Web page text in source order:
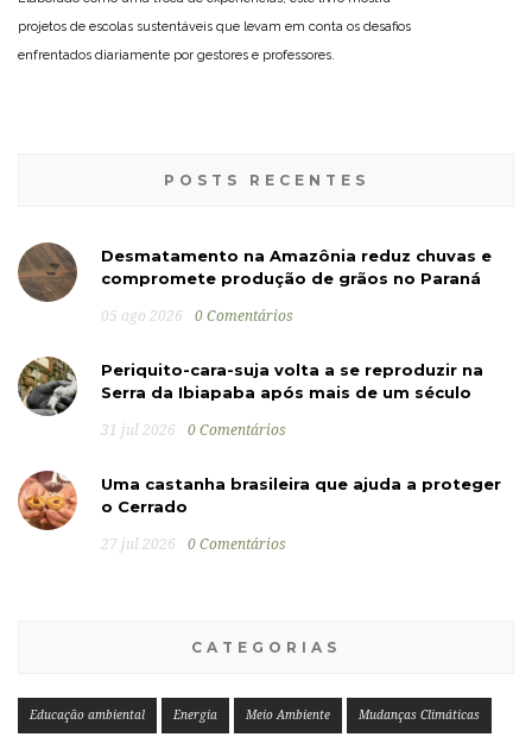
projetos de escolas sustentáveis que levam em conta os desafios
enfrentados diariamente por gestores e professores.
POSTS RECENTES
Desmatamento na Amazônia reduz chuvas e
compromete produção de grãos no Paraná
05 ago 2026 0 Comentários
Periquito-cara-suja volta a se reproduzir na
Serra da Ibiapaba após mais de um século
31 jul 2026 0 Comentários
Uma castanha brasileira que ajuda a proteger
o Cerrado
27 jul 2026 0 Comentários
CATEGORIAS
Educação ambiental Energia Meio Ambiente Mudanças Climáticas